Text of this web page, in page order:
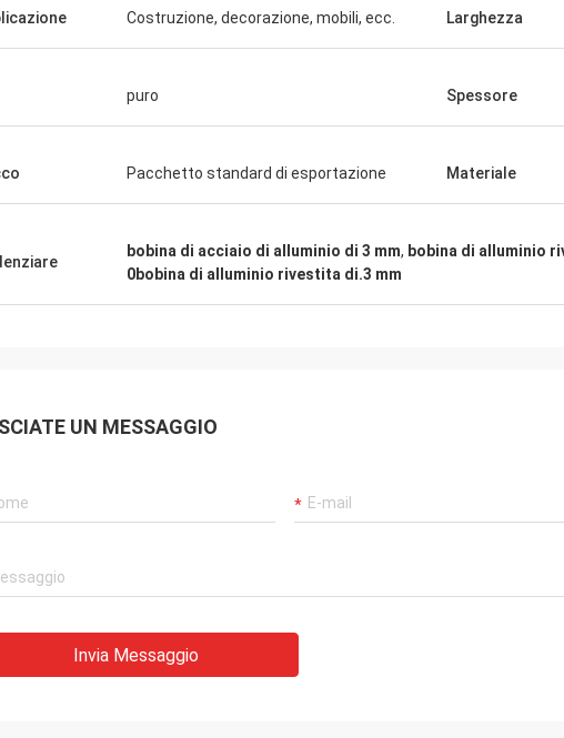
molto buona. Molto siamo
Costruzione, decorazione, mobili, ecc. Larghezza
puro Spessore
Pacchetto standard di esportazione Materiale
bobina di acciaio di alluminio di 3 mm, bobina di alluminio
0bobina di alluminio rivestita di.3 mm
UN MESSAGGIO
Invia Messaggio